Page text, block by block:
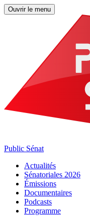
Ouvrir le menu
Public Sénat
Actualités
Sénatoriales 2026
Émissions
Documentaires
Podcasts
Programme